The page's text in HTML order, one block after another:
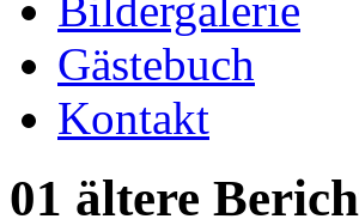
Gästebuch
Kontakt
01 ältere